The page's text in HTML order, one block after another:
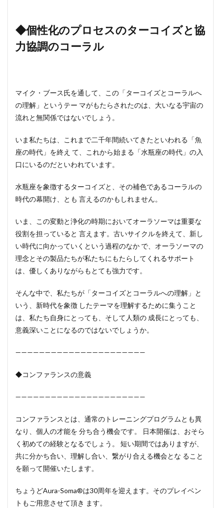
◆個性化のプロセスのターコイズと協
力協調のコーラル
マイク・ブース氏を通して、この「ターコイズとコーラルへ
の理解」というテー マがもたらされたのは、大いなる宇宙の
流れと無関係ではないでしょう。
いま私たちは、これまで二千年間続いてきたといわれる「魚
座の時代」を終え て、これから始まる「水瓶座の時代」の入
口にいるのだといわれています。
水瓶座を象徴するターコイズと、その補色であるコーラルの
時代の幕開け、とも 言えるのかもしれません。
いま、この変動と浄化の時期においてオーラソーマは重要な
役割を担っていると 言えます。古いサイクルを終えて、新し
い時代に向かっていくという過程のなか で、オーラソーマの
理念とその製品たちが私たちにもたらしてくれるサポート
は、優しくありながらもとても強力です。
そんな中で、私たちが「ターコイズとコーラルへの理解」と
いう、新時代を象徴 したテーマを理解するために集うこと
は、私たち自身にとっても、そして人類の 成長にとっても、
意義深いことになるのではないでしょうか。
——————————————————————
◆コンファランスの意義
——————————————————————
コンファランスとは、通常のトレーニングプログラムとも異
なり、個人の才能を 分ち合う機会です。 日本開催は、おそら
く初めての経験となるでしょう。 短い期間ではありますが、
共に分かち合い、理解し合い、繋がり合える機会とな ること
を願って開催いたします。
ちょうどAura-Soma®は30周年を迎えます。そのプレイベン
トもご用意させて頂き ます。